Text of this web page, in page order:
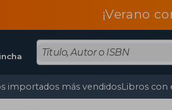
¡Verano
importados más vendidosLibros con